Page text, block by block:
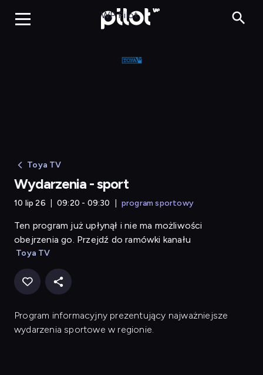
Wydarzenia - sport
WP Pilot
Toya TV
Wydarzenia - sport
10 lip 26 09:20 - 09:30 program sportowy
Ten program już upłynął i nie ma możliwości
obejrzenia go. Przejdź do ramówki kanału
Toya TV
Program informacyjny prezentujący najważniejsze
wydarzenia sportowe w regionie.